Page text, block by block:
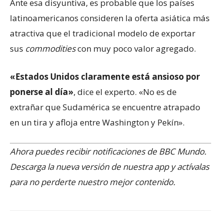
Ante esa disyuntiva, es probable que los países
latinoamericanos consideren la oferta asiática más
atractiva que el tradicional modelo de exportar
sus commoditiescon muy poco valor agregado.
«Estados Unidos claramente está ansioso por
ponerse al día», dice el experto. «No es de
extrañar que Sudamérica se encuentre atrapado
en un tira y afloja entre Washington y Pekín».
Ahora puedes recibir notificaciones de BBC Mundo.
Descarga la nueva versión de nuestra app y actívalas
para no perderte nuestro mejor contenido.